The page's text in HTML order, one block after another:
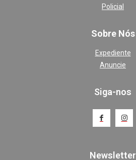
Policial
Sobre Nós
Expediente
Anuncie
Siga-nos
Newsletter